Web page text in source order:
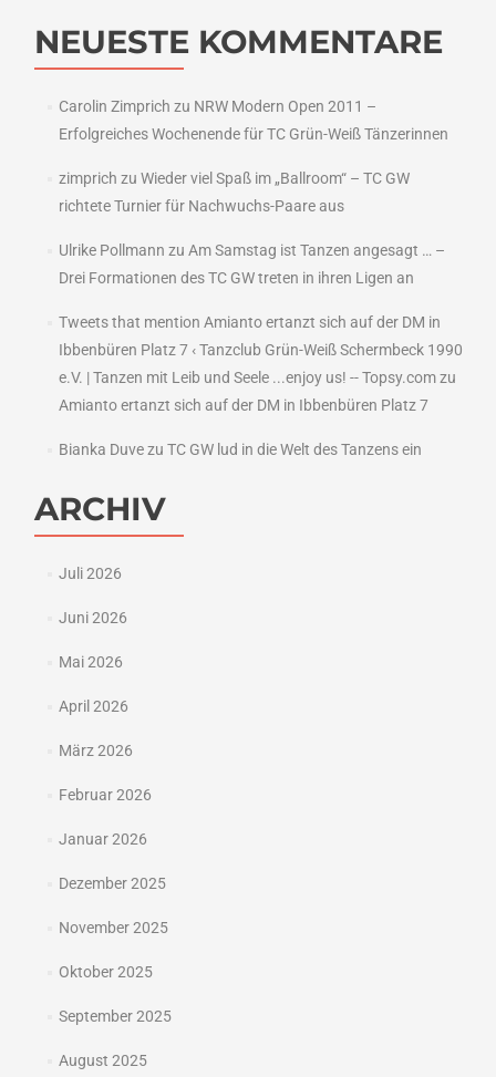
NEUESTE KOMMENTARE
Carolin Zimprich zu NRW Modern Open 2011 –
Erfolgreiches Wochenende für TC Grün-Weiß Tänzerinnen
zimprich zu Wieder viel Spaß im „Ballroom“ – TC GW
richtete Turnier für Nachwuchs-Paare aus
Ulrike Pollmann zu Am Samstag ist Tanzen angesagt … –
Drei Formationen des TC GW treten in ihren Ligen an
Tweets that mention Amianto ertanzt sich auf der DM in
Ibbenbüren Platz 7 ‹ Tanzclub Grün-Weiß Schermbeck 1990
e.V. | Tanzen mit Leib und Seele ...enjoy us! -- Topsy.comzu
Amianto ertanzt sich auf der DM in Ibbenbüren Platz 7
Bianka Duvezu TC GW lud in die Welt des Tanzens ein
ARCHIV
Juli 2026
Juni 2026
Mai 2026
April 2026
März 2026
Februar 2026
Januar 2026
Dezember 2025
November 2025
Oktober 2025
September 2025
August 2025